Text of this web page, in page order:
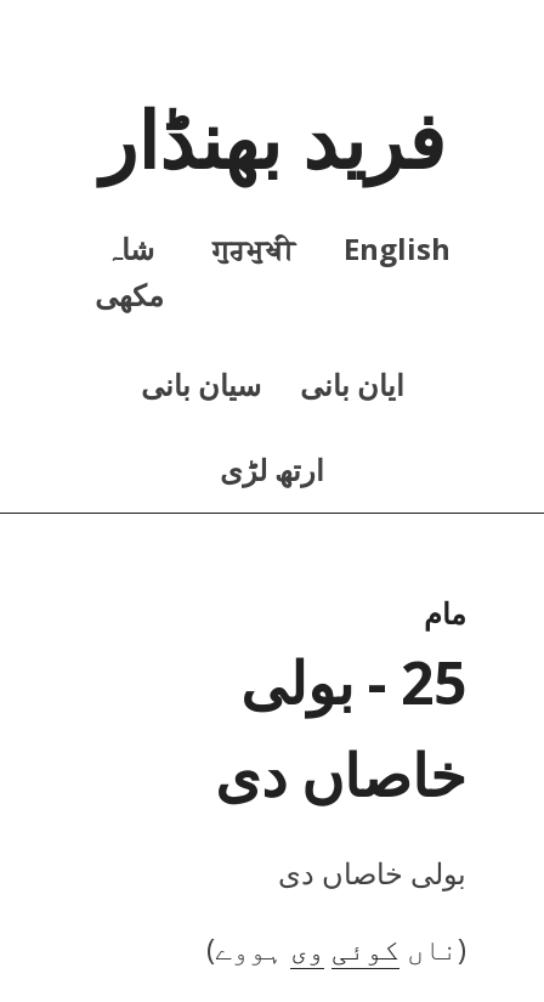
فرید بھنڈار
English
ਗੁਰਮੁਖੀ
شاہ
مکھی
ايان بانی سيان بانی
ارتھ لڑی
مام
25 - بولی
خاصاں دی
بولی خاصاں دی
(ناں کوئی وی ہووے)